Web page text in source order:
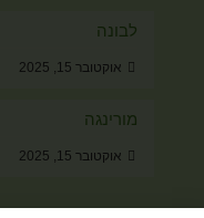
לבונה
אוקטובר 15, 2025
מורינגה
אוקטובר 15, 2025